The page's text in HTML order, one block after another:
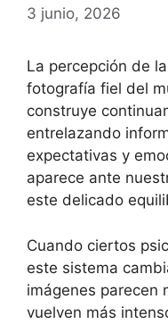
3 junio, 2026
La percepción de
fotografía fiel del
construye
entrelazando
expectativas y
aparece ante
este delicado
Cuando ciertos
este sistema
imágenes parecen
vuelven más